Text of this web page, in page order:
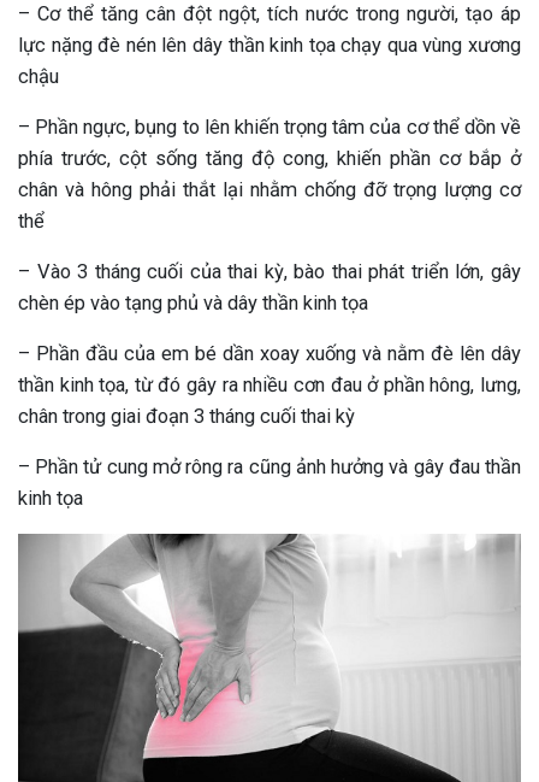
– Cơ thể tăng cân đột ngột, tích nước trong người, tạo áp
lực nặng đè nén lên dây thần kinh tọa chạy qua vùng xương
chậu
– Phần ngực, bụng to lên khiến trọng tâm của cơ thể dồn về
phía trước, cột sống tăng độ cong, khiến phần cơ bắp ở
chân và hông phải thắt lại nhằm chống đỡ trọng lượng cơ
thể
– Vào 3 tháng cuối của thai kỳ, bào thai phát triển lớn, gây
chèn ép vào tạng phủ và dây thần kinh tọa
– Phần đầu của em bé dần xoay xuống và nằm đè lên dây
thần kinh tọa, từ đó gây ra nhiều cơn đau ở phần hông, lưng,
chân trong giai đoạn 3 tháng cuối thai kỳ
– Phần tử cung mở rông ra cũng ảnh hưởng và gây đau thần
kinh tọa